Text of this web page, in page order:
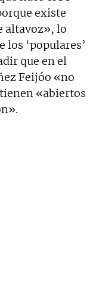
existe
altavoz», lo
los ‘populares’
que en el
Feijóo «no
«abiertos